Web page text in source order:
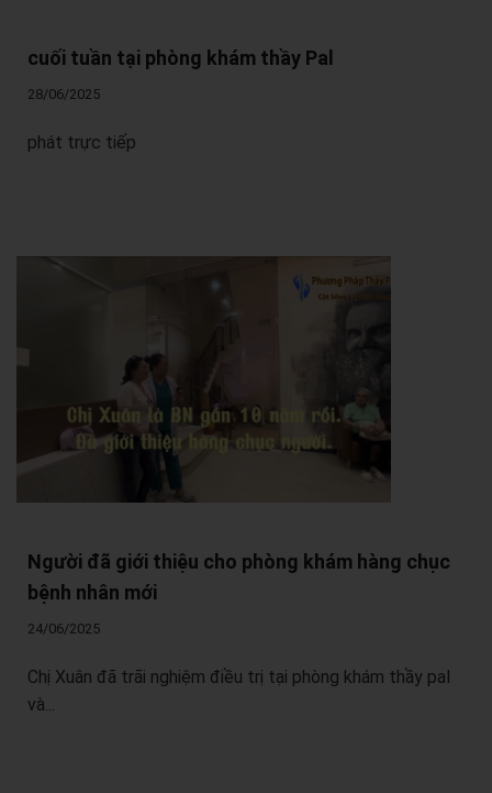
cuối tuần tại phòng khám thầy Pal
28/06/2025
phát trực tiếp
Người đã giới thiệu cho phòng khám hàng chục
bệnh nhân mới
24/06/2025
Chị Xuân đã trãi nghiệm điều trị tại phòng khám thầy pal
và...